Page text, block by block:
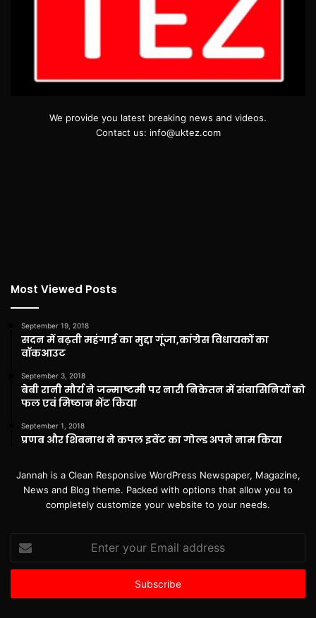
We provide you latest breaking news and videos.
Contact us: info@uktez.com
Most Viewed Posts
September 19, 2018
सदन में बढ़ती महंगाई का मुद्दा गूंजा,कांग्रेस विधायकों का
वॉकआउट
September 3, 2018
बेबी रानी मौर्य ने जन्माष्टमी पर नारी निकेतन में संवासिनियों को
फल एवं मिष्ठान भेंट किया
September 1, 2018
प्रणब और शिबनाथ ने कपल इवेंट का गोल्ड अपने नाम किया
Jannah is a Clean Responsive WordPress Newspaper, Magazine,
News and Blog theme. Packed with options that allow you to
completely customize your website to your needs.
your
Email